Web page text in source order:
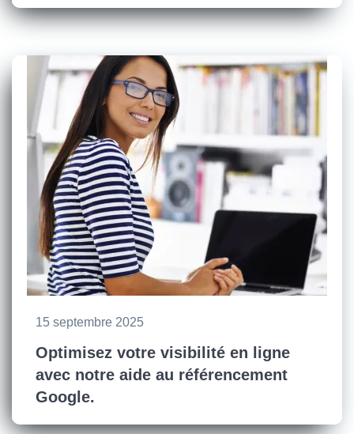
15 septembre 2025
Optimisez votre visibilité en ligne
avec notre aide au référencement
Google.